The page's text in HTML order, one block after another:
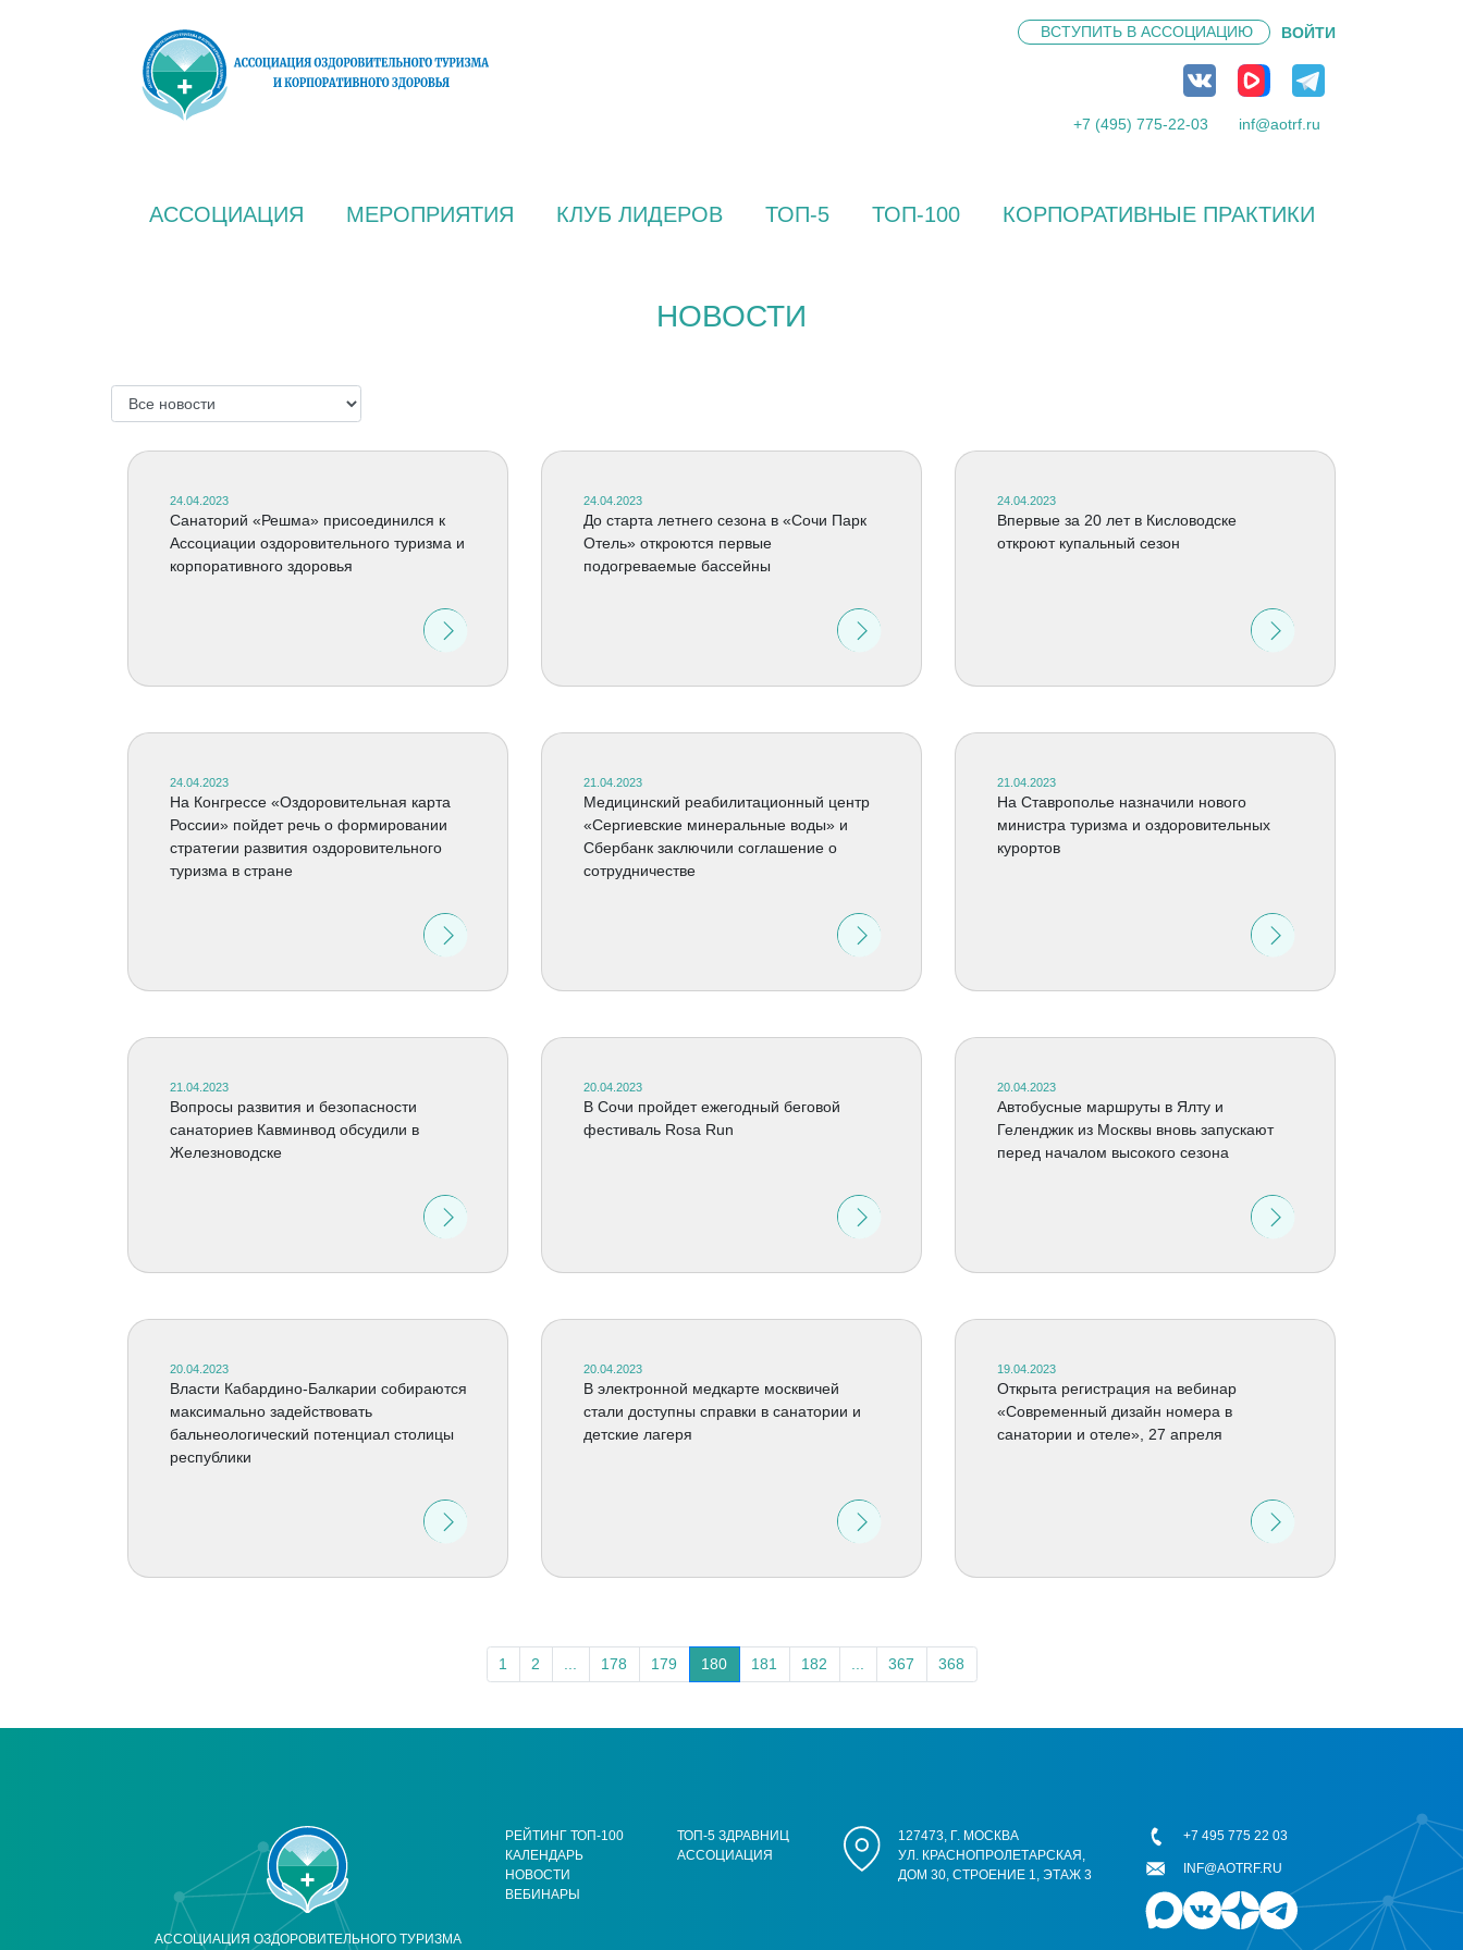
ВСТУПИТЬ В АССОЦИАЦИЮ ВОЙТИ
+7 (495) 775-22-03 inf@aotrf.ru
АССОЦИАЦИЯ МЕРОПРИЯТИЯ КЛУБ ЛИДЕРОВ ТОП-5 ТОП-100 КОРПОРАТИВНЫЕ ПРАКТИКИ
НОВОСТИ
24.04.2023
Санаторий «Решма» присоединился к
Ассоциации оздоровительного туризма и
корпоративного здоровья
24.04.2023
До старта летнего сезона в «Сочи Парк
Отель» откроются первые
подогреваемые бассейны
24.04.2023
Впервые за 20 лет в Кисловодске
откроют купальный сезон
24.04.2023
На Конгрессе «Оздоровительная карта
России» пойдет речь о формировании
стратегии развития оздоровительного
туризма в стране
21.04.2023
Медицинский реабилитационный центр
«Сергиевские минеральные воды» и
Сбербанк заключили соглашение о
сотрудничестве
21.04.2023
На Ставрополье назначили нового
министра туризма и оздоровительных
курортов
21.04.2023
Вопросы развития и безопасности
санаториев Кавминвод обсудили в
Железноводске
20.04.2023
В Сочи пройдет ежегодный беговой
фестиваль Rosa Run
20.04.2023
Автобусные маршруты в Ялту и
Геленджик из Москвы вновь запускают
перед началом высокого сезона
20.04.2023
Власти Кабардино-Балкарии собираются
максимально задействовать
бальнеологический потенциал столицы
республики
20.04.2023
В электронной медкарте москвичей
стали доступны справки в санатории и
детские лагеря
19.04.2023
Открыта регистрация на вебинар
«Современный дизайн номера в
санатории и отеле», 27 апреля
1 2 178 179 180 181 182 367 368
АССОЦИАЦИЯ ОЗДОРОВИТЕЛЬНОГО ТУРИЗМА
РЕЙТИНГ ТОП-100
КАЛЕНДАРЬ
НОВОСТИ
ВЕБИНАРЫ
ТОП-5 ЗДРАВНИЦ
АССОЦИАЦИЯ
127473, Г. МОСКВА
УЛ. КРАСНОПРОЛЕТАРСКАЯ,
ДОМ 30, СТРОЕНИЕ 1, ЭТАЖ 3
+7 495 775 22 03
INF@AOTRF.RU